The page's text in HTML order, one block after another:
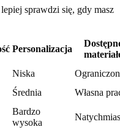
sprawdzi się, gdy masz
Personalizacja
Niska
Średnia
Własna
Bardzo
wysoka